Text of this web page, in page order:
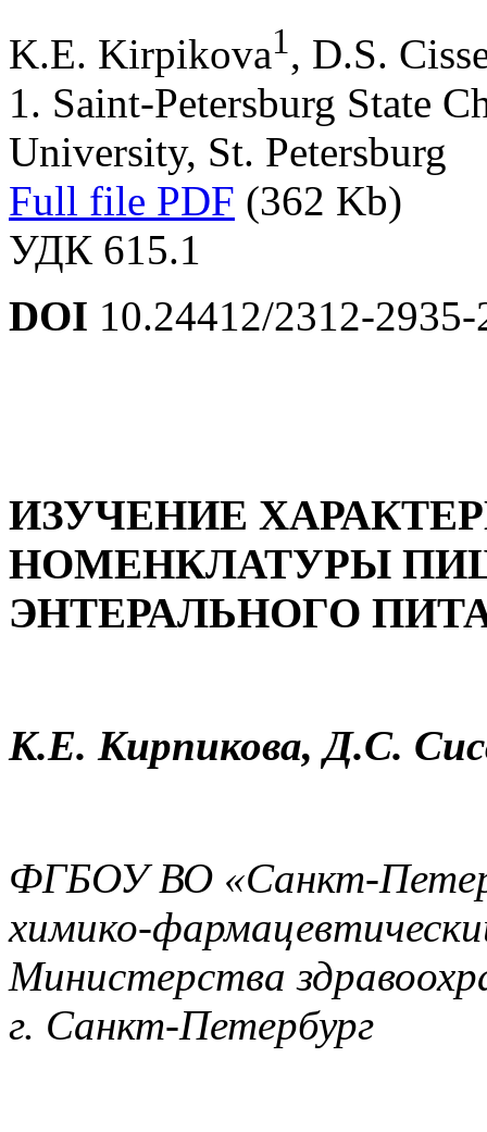
K.E. Kirpikova1, D.S.
1. Saint-Petersburg State
University, St. Petersburg
Full file PDF (362 Kb)
УДК 615.1
DOI 10.24412/2312-
ИЗУЧЕНИЕ
НОМЕНКЛАТУРЫ
ЭНТЕРАЛЬНОГО
К.Е. Кирпикова, Д.С.
ФГБОУ ВО «Санкт-
химико-
Министерства
г. Санкт-Петербург